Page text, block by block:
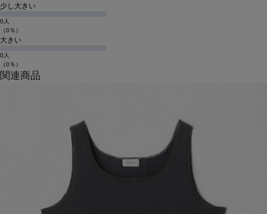
少し大きい
0人
（0％）
大きい
0人
（0％）
関連商品